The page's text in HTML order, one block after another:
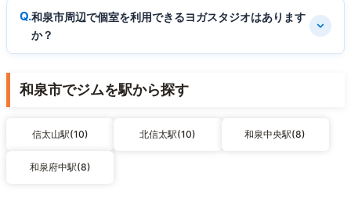
和泉市周辺で個室を利用できるヨガスタジオはあります
か？
和泉市でジムを駅から探す
信太山駅(10) 北信太駅(10) 和泉中央駅(8)
和泉府中駅(8)